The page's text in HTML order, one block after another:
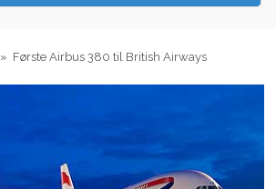
» Første Airbus 380 til British Airways